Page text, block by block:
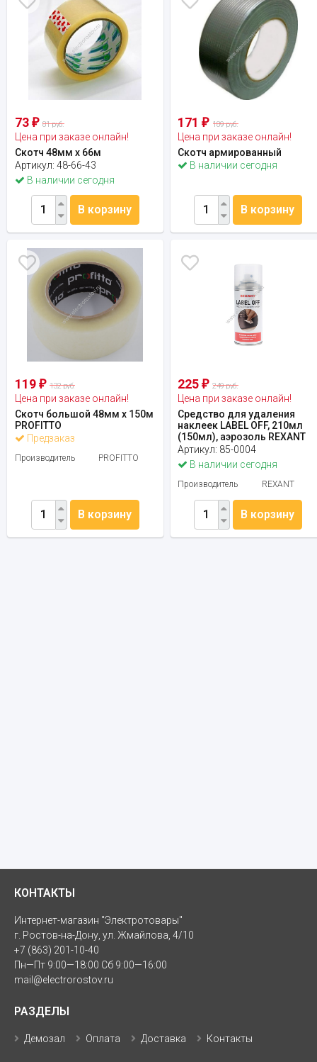
73 ₽ 81 руб.
Цена при заказе онлайн!
Скотч 48мм х 66м
Артикул: 48-66-43
В наличии сегодня
В корзину
171₽ 189 руб.
Цена при заказе онлайн!
Скотч армированный
В наличии сегодня
В корзину
119 ₽ 132 руб.
Цена при заказе онлайн!
Скотч большой 48мм х 150м
PROFITTO
Предзаказ
Производитель PROFITTO
В корзину
225₽ 249 руб.
Цена при заказе онлайн!
Средство для удаления
наклеек LABEL OFF, 210мл
(150мл), аэрозоль REXANT
Артикул: 85-0004
В наличии сегодня
Производитель REXANT
В корзину
КОНТАКТЫ
Интернет-магазин "Электротовары"
г. Ростов-на-Дону, ул. Жмайлова, 4/10
+7 (863) 201-10-40
Пн—Пт 9:00—18:00 Сб 9:00—16:00
mail@electrorostov.ru
РАЗДЕЛЫ
Демозал Оплата Доставка Контакты